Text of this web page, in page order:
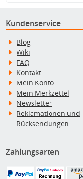
Kundenservice
Blog
Wiki
FAQ
Kontakt
Mein Konto
Mein Merkzettel
Newsletter
Reklamationen und
Rücksendungen
Zahlungsarten